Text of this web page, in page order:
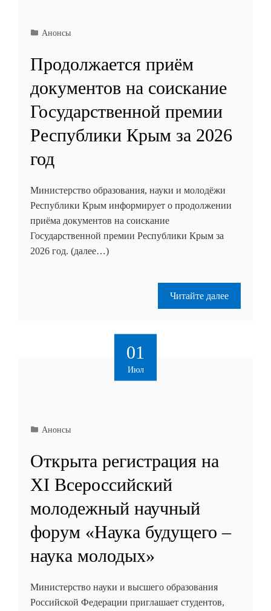
Анонсы
Продолжается приём
документов на соискание
Государственной премии
Республики Крым за 2026
год
Министерство образования, науки и молодёжи
Республики Крым информирует о продолжении
приёма документов на соискание
Государственной премии Республики Крым за
2026 год. (далее…)
Читайте далее
01
Июл
Анонсы
Открыта регистрация на
XI Всероссийский
молодежный научный
форум «Наука будущего –
наука молодых»
Министерство науки и высшего образования
Российской Федерации приглашает студентов,